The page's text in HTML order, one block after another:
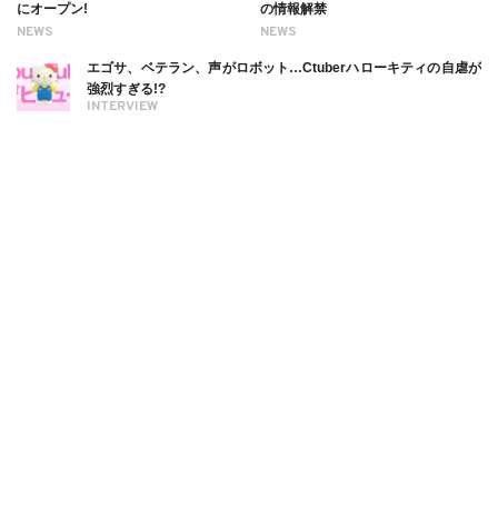
NEWS
にオープン!
NEWS
の情報解禁
INTERVIEW
エゴサ、ベテラン、声がロボット…Ctuberハローキティの自虐が
強烈すぎる!?